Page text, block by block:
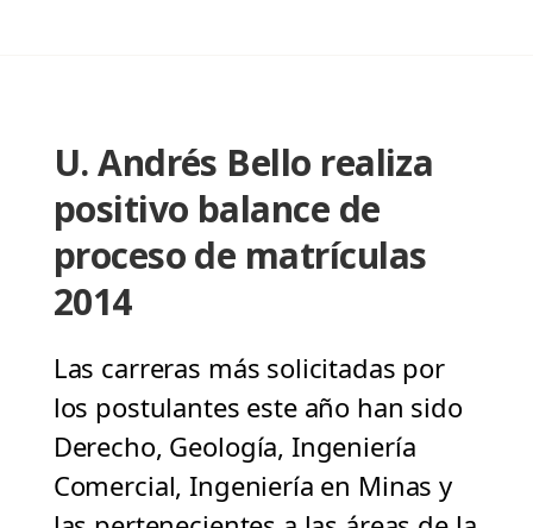
U. Andrés Bello realiza
positivo balance de
proceso de matrículas
2014
Las carreras más solicitadas por
los postulantes este año han sido
Derecho, Geología, Ingeniería
Comercial, Ingeniería en Minas y